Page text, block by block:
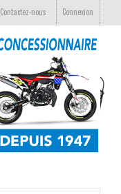
Connexion
Contactez-nous